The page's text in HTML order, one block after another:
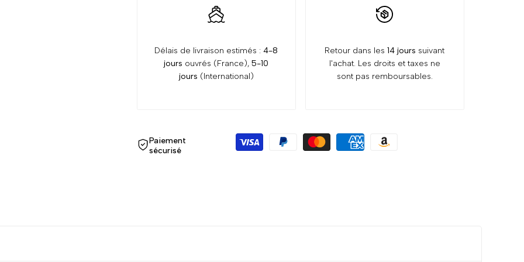
Délais de livraison estimés :4-8
jours ouvrés (France),5-10
jours (International)
Retour dans les14 jours suivant
l'achat. Les droits et taxes ne
sont pas remboursables.
Paiement
sécurisé